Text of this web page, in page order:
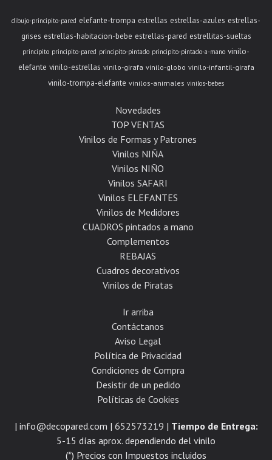
dibujo-principito-pared elefante-trompa estrellas estrellas-azules estrellas-
grises estrellas-habitacion-bebe estrellas-pared estrellitas-sueltas
principito principito-pared principito-pintado principito-pintado-a-mano vinilo-
elefante vinilo-estrellas vinilo-girafa vinilo-globo vinilo-infantil-girafa
vinilo-trompa-elefante vinilos-animales vinilos-bebes
Novedades
TOP VENTAS
Vinilos de Formas y Patrones
Vinilos NIÑA
Vinilos NIÑO
Vinilos SAFARI
Vinilos ELEFANTES
Vinilos de Medidores
CUADROS pintados a mano
Complementos
REBAJAS
Cuadros decorativos
Vinilos de Piratas
Ir arriba
Contáctanos
Aviso Legal
Política de Privacidad
Condiciones de Compra
Desistir de un pedido
Políticas de Cookies
| info@decopared.com | 652573219 | Tiempo de Entrega:
5-15 días aprox. dependiendo del vinilo
(*) Precios con Impuestos incluidos